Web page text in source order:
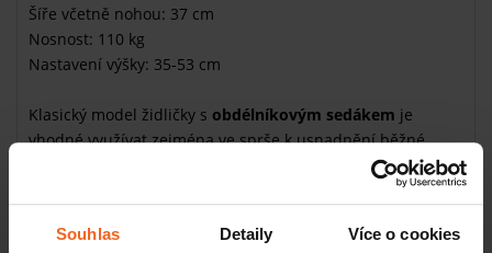
Souhlas Detaily Více o cookies
Šíře včetně nohou: 37 cm
Nosnost: 110 kg
Nastavení výšky: 35-53 cm
Klasický model židličky s obdélníkovým sedákem je
vhodné využívat zejména ve sprše k usnadnění běžné
v domácnosti, například při oblékání či obouvání. Tato
variantu s opěradlem
. Mávýškově nastavitelné nožky